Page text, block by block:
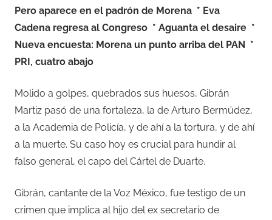
Pero aparece en el padrón de Morena * Eva
Cadena regresa al Congreso * Aguanta el desaire *
Nueva encuesta: Morena un punto arriba del PAN *
PRI, cuatro abajo
Molido a golpes, quebrados sus huesos, Gibrán
Martiz pasó de una fortaleza, la de Arturo Bermúdez,
a la Academia de Policía, y de ahí a la tortura, y de ahí
a la muerte. Su caso hoy es crucial para hundir al
falso general, el capo del Cártel de Duarte.
Gibrán, cantante de la Voz México, fue testigo de un
crimen que implica al hijo del ex secretario de